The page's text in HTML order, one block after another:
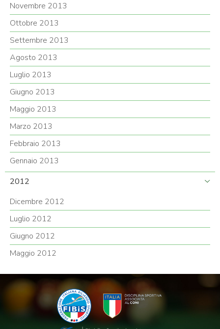
Novembre 2013
Ottobre 2013
Settembre 2013
Agosto 2013
Luglio 2013
Giugno 2013
Maggio 2013
Marzo 2013
Febbraio 2013
Gennaio 2013
2012
Dicembre 2012
Luglio 2012
Giugno 2012
Maggio 2012